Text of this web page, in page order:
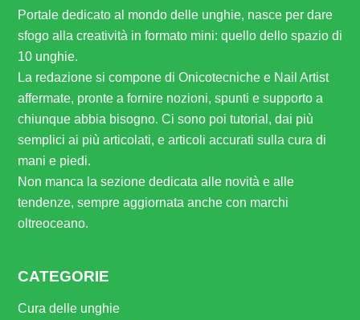
Portale dedicato al mondo delle unghie, nasce per dare
sfogo alla creatività in formato mini: quello dello spazio di
10 unghie.
La redazione si compone di Onicotecniche e Nail Artist
affermate, pronte a fornire nozioni, spunti e supporto a
chiunque abbia bisogno. Ci sono poi tutorial, dai più
semplici ai più articolati, e articoli accurati sulla cura di
mani e piedi.
Non manca la sezione dedicata alle novità e alle
tendenze, sempre aggiornata anche con marchi
oltreoceano.
CATEGORIE
Cura delle unghie